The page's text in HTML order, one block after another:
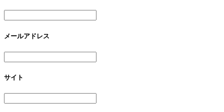
メールアドレス
サイト